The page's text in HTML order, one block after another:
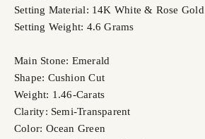
Setting Material: 14K White & Rose Gold
Setting Weight: 4.6 Grams
Main Stone: Emerald
Shape: Cushion Cut
Weight: 1.46-Carats
Clarity: Semi-Transparent
Color: Ocean Green